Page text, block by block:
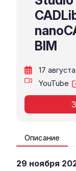
BIM
17
YouTube
Описание
29 ноября